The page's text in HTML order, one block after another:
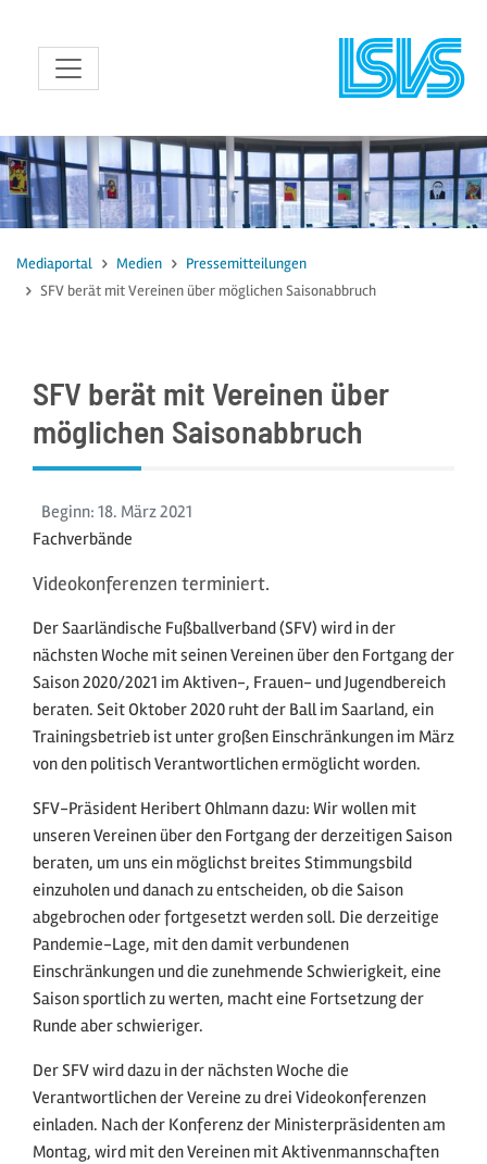
zum Inhalt
Mediaportal Medien
Pressemitteilungen
SFV berät mit Vereinen über möglichen Saisonabbruch
SFV berät mit Vereinen über
möglichen Saisonabbruch
Beginn: 18. März2021
Fachverbände
Videokonferenzen terminiert.
Der Saarländische Fußballverband (SFV) wird in der
nächsten Woche mit seinen Vereinen über den Fortgang der
Saison 2020/2021 im Aktiven-, Frauen- und Jugendbereich
beraten. Seit Oktober 2020 ruht der Ball im Saarland, ein
Trainingsbetrieb ist unter großen Einschränkungen im März
von den politisch Verantwortlichen ermöglicht worden.
SFV-Präsident Heribert Ohlmann dazu: Wir wollen mit
unseren Vereinen über den Fortgang der derzeitigen Saison
beraten, um uns ein möglichst breites Stimmungsbild
einzuholen und danach zu entscheiden, ob die Saison
abgebrochen oder fortgesetzt werden soll. Die derzeitige
Pandemie-Lage, mit den damit verbundenen
Einschränkungen und die zunehmende Schwierigkeit, eine
Saison sportlich zu werten, macht eine Fortsetzung der
Runde aber schwieriger.
Der SFV wird dazu in der nächsten Woche die
Verantwortlichen der Vereine zu drei Videokonferenzen
einladen. Nach der Konferenz der Ministerpräsidenten am
Montag, wird mit den Vereinen mit Aktivenmannschaften